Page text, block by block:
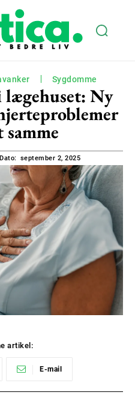
Sygdomme
Ny
Dato: september 2, 2025
artikel:
E-mail